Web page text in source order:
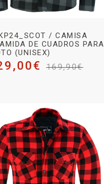
/ CAMISA
DE CUADROS PARA
(UNISEX)
169,90€
€